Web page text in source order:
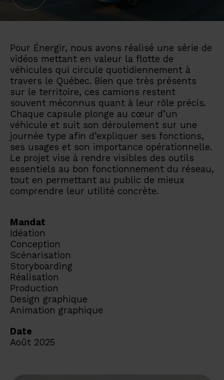
Pour Énergir, nous avons réalisé une série de
vidéos mettant en valeur la flotte de
véhicules qui circule quotidiennement à
travers le Québec. Bien que très présents
sur le territoire, ces camions restent
souvent méconnus quant à leur rôle précis.
Chaque capsule plonge au cœur d’un
véhicule et suit son déroulement sur une
journée type afin d’expliquer ses fonctions,
ses usages et son importance opérationnelle.
Le projet vise à rendre visibles des outils
essentiels au bon fonctionnement du réseau,
tout en permettant au public de mieux
comprendre leur utilité concrète.
Mandat
Idéation
Conception
Scénarisation
Storyboarding
Réalisation
Production
Design graphique
Animation graphique
Date
Août 2025